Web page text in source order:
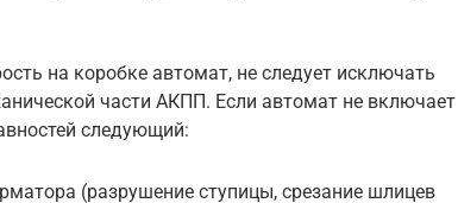
на коробке автомат, не следует исключать
части АКПП. Если автомат не включает
следующий:
(разрушение ступицы, срезание шлицев